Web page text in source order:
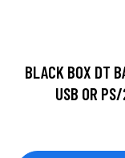
BLACK BOX DT
USB OR